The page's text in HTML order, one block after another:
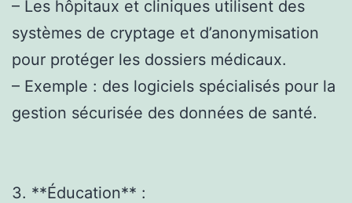
– Les hôpitaux et cliniques utilisent des
systèmes de cryptage et d’anonymisation
pour protéger les dossiers médicaux.
– Exemple : des logiciels spécialisés pour la
gestion sécurisée des données de santé.
3. **Éducation** :